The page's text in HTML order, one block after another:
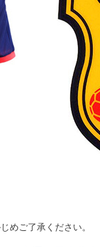
めご了承ください。